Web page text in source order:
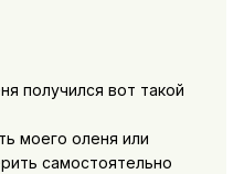
получился вот такой
моего оленя или
самостоятельно